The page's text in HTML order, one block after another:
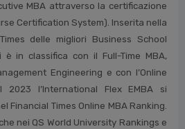
MBA attraverso la certificazione
Certification System). Inserita nella
delle migliori Business School
è in classifica con il Full-Time MBA,
Engineering e con l’Online
2023 l’International Flex EMBA si
Financial Times Online MBA Ranking.
nei QS World University Rankings e